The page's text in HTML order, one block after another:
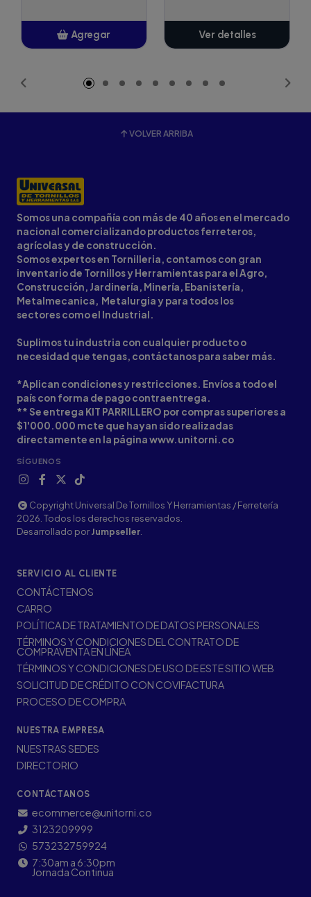
Agregar Ver detalles
VOLVER ARRIBA
Somos una compañía con más de 40 años en el mercado
nacional comercializando productos ferreteros,
agrícolas y de construcción.
Somos expertos en Tornilleria, contamos con gran
inventario de Tornillos y Herramientas para el Agro,
Construcción, Jardinería, Minería, Ebanistería,
Metalmecanica, Metalurgia y para todos los
sectores como el Industrial.
Suplimos tu industria con cualquier producto o
necesidad que tengas, contáctanos para saber más.
*Aplican condiciones y restricciones. Envíos a todo el
país con forma de pago contraentrega.
** Se entrega KIT PARRILLERO por compras superiores a
$1'000.000 mcte que hayan sido realizadas
directamente en la página www.unitorni.co
SÍGUENOS
Copyright Universal De Tornillos Y Herramientas / Ferretería
2026. Todos los derechos reservados.
Desarrollado porJumpseller
SERVICIO AL CLIENTE
CONTÁCTENOS
CARRO
POLÍTICA DE TRATAMIENTO DE DATOS PERSONALES
TÉRMINOS Y CONDICIONES DEL CONTRATO DE
COMPRAVENTA EN LÍNEA
TÉRMINOS Y CONDICIONES DE USO DE ESTE SITIO WEB
SOLICITUD DE CRÉDITO CON COVIFACTURA
PROCESO DE COMPRA
NUESTRA EMPRESA
NUESTRAS SEDES
DIRECTORIO
CONTÁCTANOS
ecommerce@unitorni.co
3123209999
573232759924
7:30am a 6:30pm
Jornada Continua